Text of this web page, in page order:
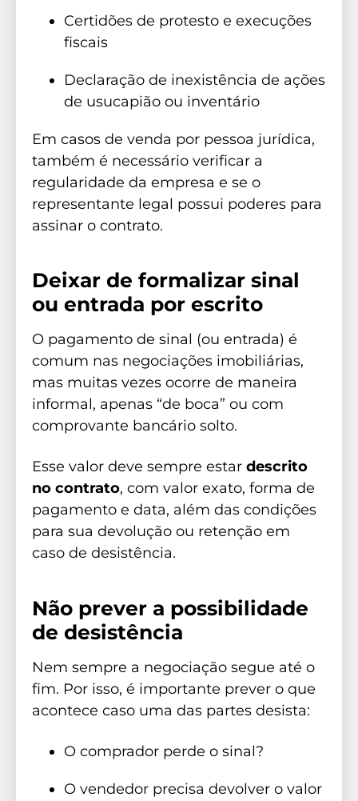
Certidões de protesto e execuções
fiscais
Declaração de inexistência de ações
de usucapião ou inventário
Em casos de venda por pessoa jurídica,
também é necessário verificar a
regularidade da empresa e se o
representante legal possui poderes para
assinar o contrato.
Deixar de formalizar sinal
ou entrada por escrito
O pagamento de sinal (ou entrada) é
comum nas negociações imobiliárias,
mas muitas vezes ocorre de maneira
informal, apenas “de boca” ou com
comprovante bancário solto.
Esse valor deve sempre estar descrito
no contrato, com valor exato, forma de
pagamento e data, além das condições
para sua devolução ou retenção em
caso de desistência.
Não prever a possibilidade
de desistência
Nem sempre a negociação segue até o
fim. Por isso, é importante prever o que
acontece caso uma das partes desista:
O comprador perde o sinal?
O vendedor precisa devolver o valor